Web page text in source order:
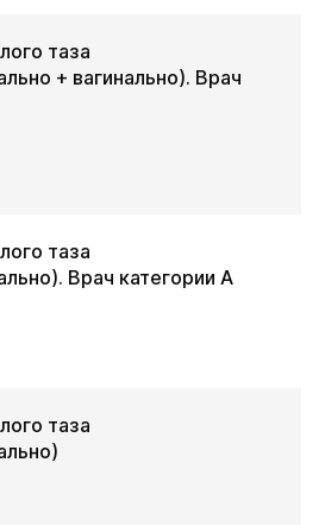
таза
+ вагинально). Врач
таза
Врач категории А
таза